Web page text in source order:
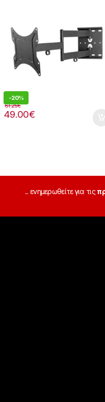
-20%
49.00€
61.25€
... ενημερωθείτε για τις